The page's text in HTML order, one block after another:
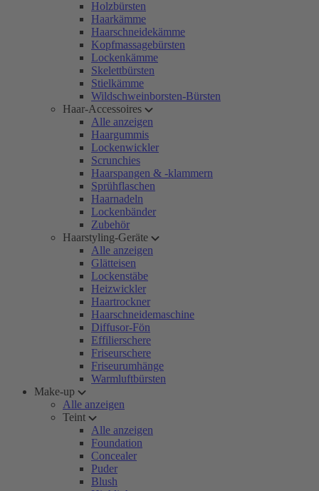
Holzbürsten
Haarkämme
Haarschneidekämme
Kopfmassagebürsten
Lockenkämme
Skelettbürsten
Stielkämme
Wildschweinborsten-Bürsten
Haar-Accessoires
Alle anzeigen
Haargummis
Lockenwickler
Scrunchies
Haarspangen & -klammern
Sprühflaschen
Haarnadeln
Lockenbänder
Zubehör
Haarstyling-Geräte
Alle anzeigen
Glätteisen
Lockenstäbe
Heizwickler
Haartrockner
Haarschneidemaschine
Diffusor-Fön
Effilierschere
Friseurschere
Friseurumhänge
Warmluftbürsten
Make-up
Alle anzeigen
Teint
Alle anzeigen
Foundation
Concealer
Puder
Blush